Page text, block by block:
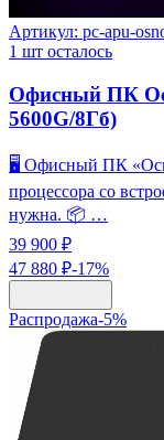
Артикул: pc-apu-
1 шт осталось
Офисный ПК
5600G/8Гб)
🖥️ Офисный ПК
процессора со
нужна. 📦 …
39 900 ₽
47 880 ₽-17%
Распродажа-5%